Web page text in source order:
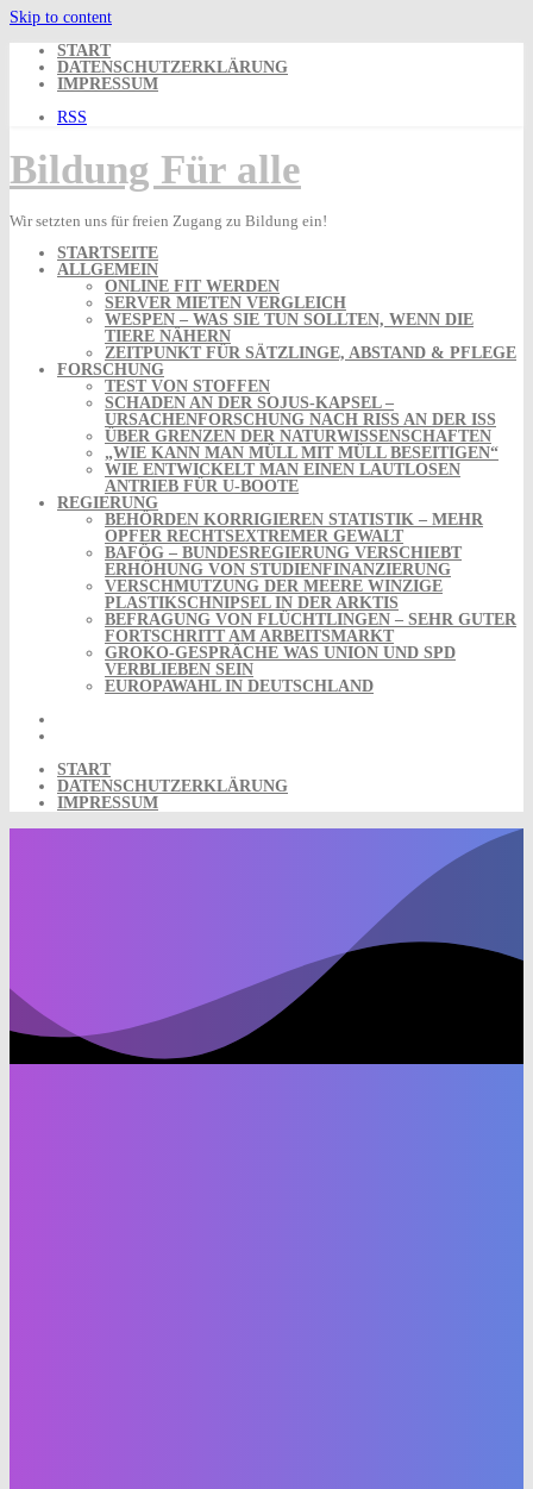
Skip to content
START
DATENSCHUTZERKLÄRUNG
IMPRESSUM
RSS
Bildung Für alle
Wir setzten uns für freien Zugang zu Bildung ein!
STARTSEITE
ALLGEMEIN
ONLINE FIT WERDEN
SERVER MIETEN VERGLEICH
WESPEN – WAS SIE TUN SOLLTEN, WENN DIE
TIERE NÄHERN
ZEITPUNKT FÜR SÄTZLINGE, ABSTAND & PFLEGE
FORSCHUNG
TEST VON STOFFEN
SCHADEN AN DER SOJUS-KAPSEL –
URSACHENFORSCHUNG NACH RISS AN DER ISS
ÜBER GRENZEN DER NATURWISSENSCHAFTEN
„WIE KANN MAN MÜLL MIT MÜLL BESEITIGEN“
WIE ENTWICKELT MAN EINEN LAUTLOSEN
ANTRIEB FÜR U-BOOTE
REGIERUNG
BEHÖRDEN KORRIGIEREN STATISTIK – MEHR
OPFER RECHTSEXTREMER GEWALT
BAFÖG – BUNDESREGIERUNG VERSCHIEBT
ERHÖHUNG VON STUDIENFINANZIERUNG
VERSCHMUTZUNG DER MEERE WINZIGE
PLASTIKSCHNIPSEL IN DER ARKTIS
BEFRAGUNG VON FLÜCHTLINGEN – SEHR GUTER
FORTSCHRITT AM ARBEITSMARKT
GROKO-GESPRÄCHE WAS UNION UND SPD
VERBLIEBEN SEIN
EUROPAWAHL IN DEUTSCHLAND
START
DATENSCHUTZERKLÄRUNG
IMPRESSUM